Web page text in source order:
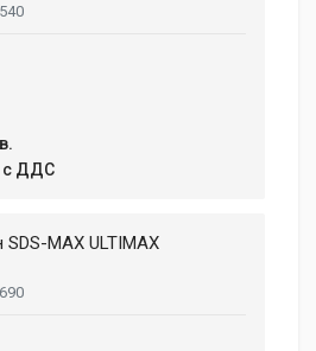
с ДДС
MAX ULTIMAX